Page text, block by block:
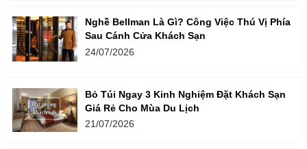
Nghề Bellman Là Gì? Công Việc Thú Vị Phía
Sau Cánh Cửa Khách Sạn
24/07/2026
Bỏ Túi Ngay 3 Kinh Nghiệm Đặt Khách Sạn
Giá Rẻ Cho Mùa Du Lịch
21/07/2026